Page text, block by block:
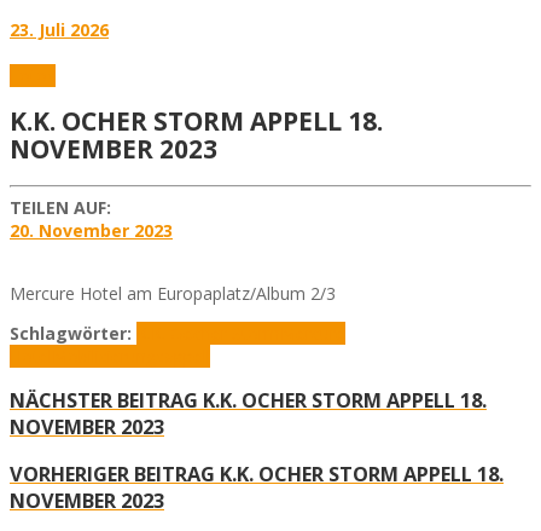
23. Juli 2026
K.K. OCHER STORM APPELL 18.
NOVEMBER 2023
TEILEN AUF:
20. November 2023
Mercure Hotel am Europaplatz/Album 2/3
Schlagwörter:
NÄCHSTER BEITRAG K.K. OCHER STORM APPELL 18.
NOVEMBER 2023
VORHERIGER BEITRAG K.K. OCHER STORM APPELL 18.
NOVEMBER 2023